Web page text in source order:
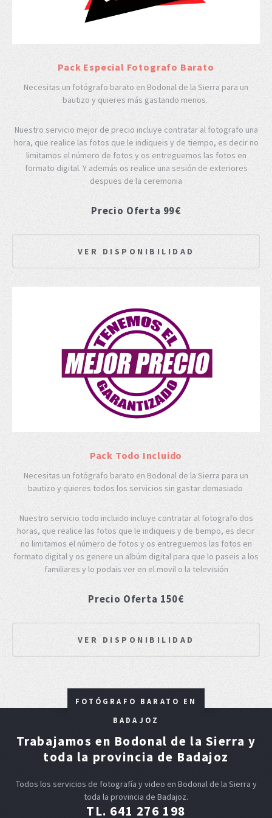
Pack Especial Fotografo Barato
Necesitas un fotógrafo barato en Bodonal de la Sierra para un
bautizo y quieres más gastando menos.
Nuestro servicio mejor de precio incluye contratar al fotografo una
hora, que realice las fotos que le indiqueis y de tiempo, es decir no
limitamos el número de fotos y os entreguemos las fotos en
formato digital. Y además os realice una sesión de exteriores
despues de la ceremonia
Precio Oferta 99€
VER DISPONIBILIDAD
Pack Todo Incluido
Necesitas un fotógrafo barato en Bodonal de la Sierra para un
bautizo y quieres todos los servicios sin gastar demasiado
Nuestro servicio todo incluido incluye contratar al fotografo dos
horas, que realice las fotos que le indiqueis y de tiempo, es decir
no limitamos el número de fotos y os entreguemos las fotos en
formato digital y os genere un albúm digital para que lo paseis a los
familiares y lo podais ver en el movil o la televisión
Precio Oferta 150€
VER DISPONIBILIDAD
FOTÓGRAFO BARATO EN
BADAJOZ
Trabajamos en Bodonal de la Sierra y
toda la provincia de Badajoz
Todos los servicios de fotografía y video en Bodonal de la Sierra y
toda la provincia de Badajoz.
TL. 641 276 198